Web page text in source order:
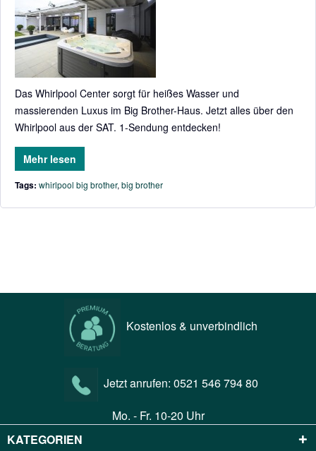
Das Whirlpool Center sorgt für heißes Wasser und
massierenden Luxus im Big Brother-Haus. Jetzt alles über den
Whirlpool aus der SAT. 1-Sendung entdecken!
Mehr lesen
Tags: whirlpool big brother, big brother
Kostenlos & unverbindlich
Jetzt anrufen: 0521 546 794 80
Mo. - Fr. 10-20 Uhr
KATEGORIEN